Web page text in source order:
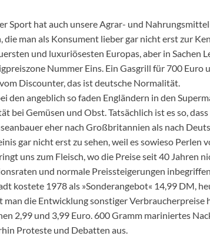
Sport hat auch unsere Agrar- und
die man als Konsument lieber gar nicht erst zur
und luxuriösesten Europas, aber in Sachen
Nummer Eins. Ein Gasgrill für 700 Euro
Discounter, das ist deutsche Normalität.
den angeblich so faden Engländern in den
bei Gemüsen und Obst. Tatsächlich ist es so,
eher nach Großbritannien als nach
gar nicht erst zu sehen, weil es sowieso Perlen
uns zum Fleisch, wo die Preise seit 40 Jahren
und normale Preissteigerungen
kostete 1978 als »Sonderangebot« 14,99 DM,
man die Entwicklung sonstiger Verbraucherpreise
2,99 und 3,99 Euro. 600 Gramm mariniertes
Proteste und Debatten aus.